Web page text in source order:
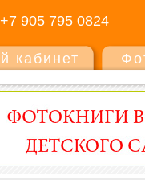
+7 905 795 0824
кабинет